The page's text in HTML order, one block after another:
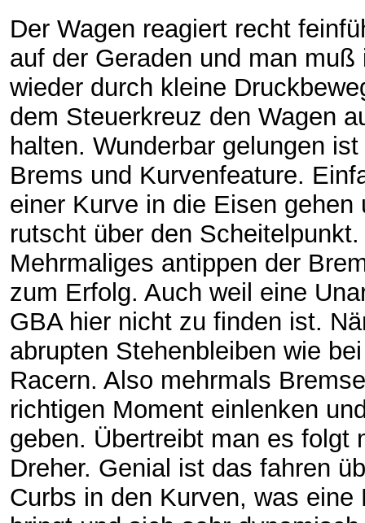
Der Wagen reagiert recht
auf der Geraden und man muß
wieder durch kleine
dem Steuerkreuz den Wagen
halten. Wunderbar gelungen
Brems und Kurvenfeature.
einer Kurve in die Eisen gehen
rutscht über den Scheitelpunkt.
Mehrmaliges antippen der
zum Erfolg. Auch weil eine
GBA hier nicht zu finden ist.
abrupten Stehenbleiben wie
Racern. Also mehrmals
richtigen Moment einlenken
geben. Übertreibt man es folgt
Dreher. Genial ist das fahren
Curbs in den Kurven, was eine